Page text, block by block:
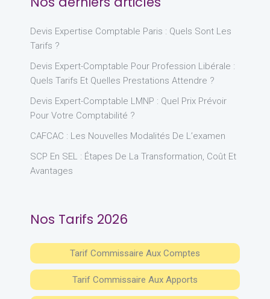
Devis Expertise Comptable Paris : Quels Sont Les
Tarifs ?
Devis Expert-Comptable Pour Profession Libérale :
Quels Tarifs Et Quelles Prestations Attendre ?
Devis Expert-Comptable LMNP : Quel Prix Prévoir
Pour Votre Comptabilité ?
CAFCAC : Les Nouvelles Modalités De L’examen
SCP En SEL : Étapes De La Transformation, Coût Et
Avantages
Nos Tarifs 2026
Tarif Commissaire Aux Comptes
Tarif Commissaire Aux Apports